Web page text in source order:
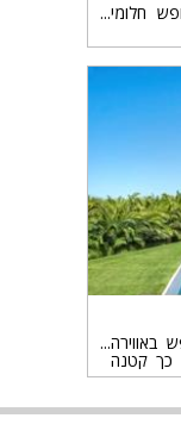
חלומי
באווירה
כך קטנה
הפנאי